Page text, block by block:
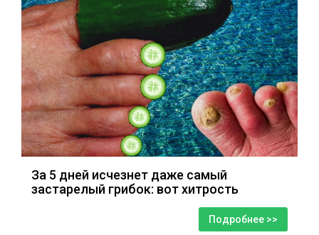
За 5 дней исчезнет даже самый
застарелый грибок: вот хитрость
Подробнее >>